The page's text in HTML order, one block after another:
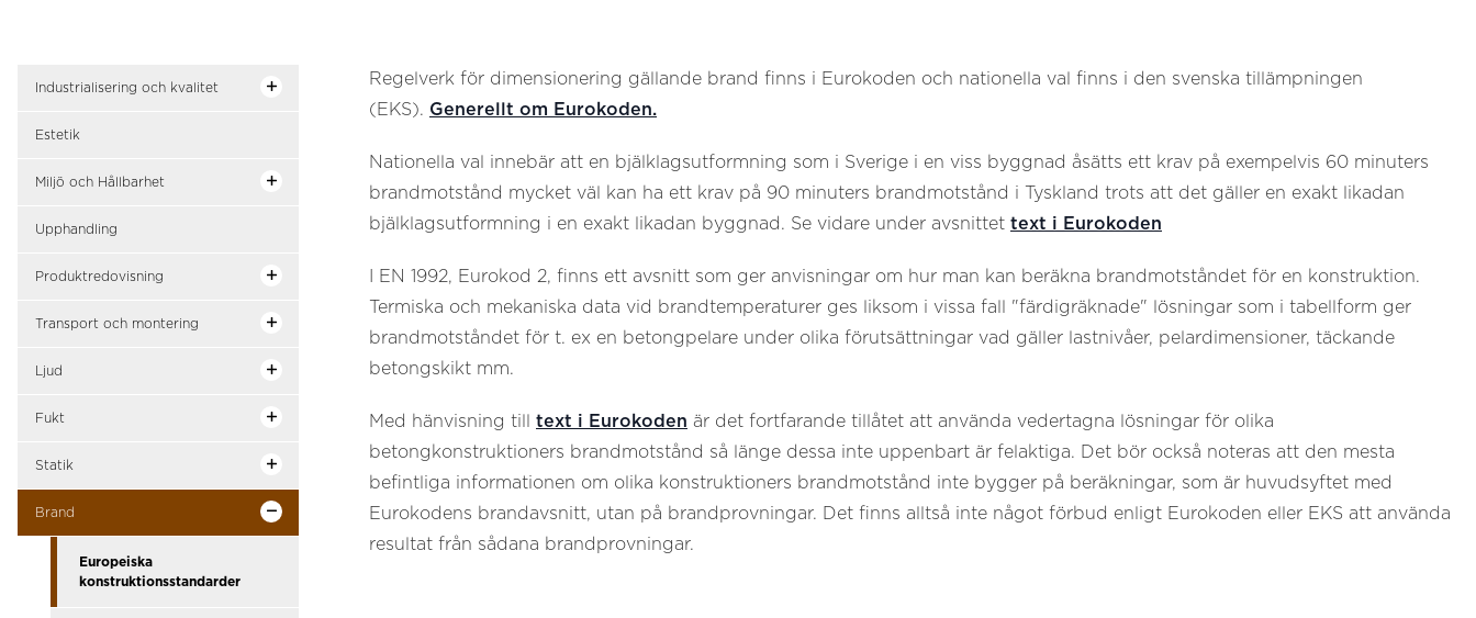
Industrialisering och kvalitet
Estetik
Miljö och Hållbarhet
Upphandling
Produktredovisning
Transport och montering
Ljud
Fukt
Statik
Brand
Europeiska
konstruktionsstandarder
Regelverk för dimensionering gällande brand finns i Eurokoden och nationella val finns i den svenska tillämpningen
(EKS). Generellt om Eurokoden.
Nationella val innebär att en bjälklagsutformning som i Sverige i en viss byggnad åsätts ett krav på exempelvis 60 minuters
brandmotstånd mycket väl kan ha ett krav på 90 minuters brandmotstånd i Tyskland trots att det gäller en exakt likadan
bjälklagsutformning i en exakt likadan byggnad. Se vidare under avsnittet text i Eurokoden
I EN 1992, Eurokod 2, finns ett avsnitt som ger anvisningar om hur man kan beräkna brandmotståndet för en konstruktion.
Termiska och mekaniska data vid brandtemperaturer ges liksom i vissa fall "färdigräknade" lösningar som i tabellform ger
brandmotståndet för t. ex en betongpelare under olika förutsättningar vad gäller lastnivåer, pelardimensioner, täckande
betongskikt mm.
Med hänvisning till text i Eurokoden är det fortfarande tillåtet att använda vedertagna lösningar för olika
betongkonstruktioners brandmotstånd så länge dessa inte uppenbart är felaktiga. Det bör också noteras att den mesta
befintliga informationen om olika konstruktioners brandmotstånd inte bygger på beräkningar, som är huvudsyftet med
Eurokodens brandavsnitt, utan på brandprovningar. Det finns alltså inte något förbud enligt Eurokoden eller EKS att använda
resultat från sådana brandprovningar.